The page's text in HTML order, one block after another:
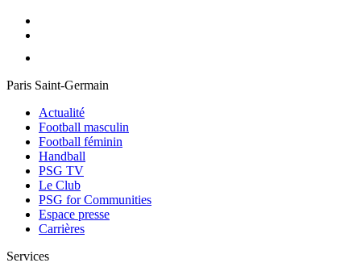
Paris Saint-Germain
Actualité
Football masculin
Football féminin
Handball
PSG TV
Le Club
PSG for Communities
Espace presse
Carrières
Services